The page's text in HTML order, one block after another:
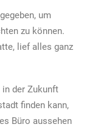
um
zu können.
lief alles ganz
in der Zukunft
finden kann,
Büro aussehen